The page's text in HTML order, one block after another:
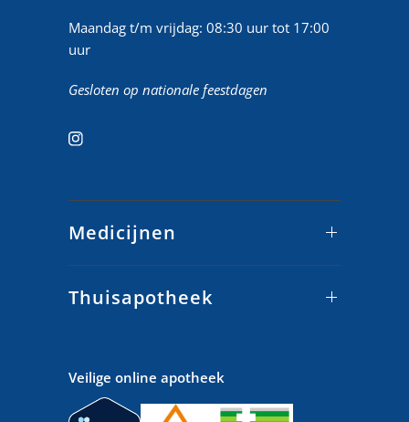
Maandag t/m vrijdag: 08:30 uur tot 17:00
uur
Gesloten op nationale feestdagen
Medicijnen
Thuisapotheek
Veilige online apotheek